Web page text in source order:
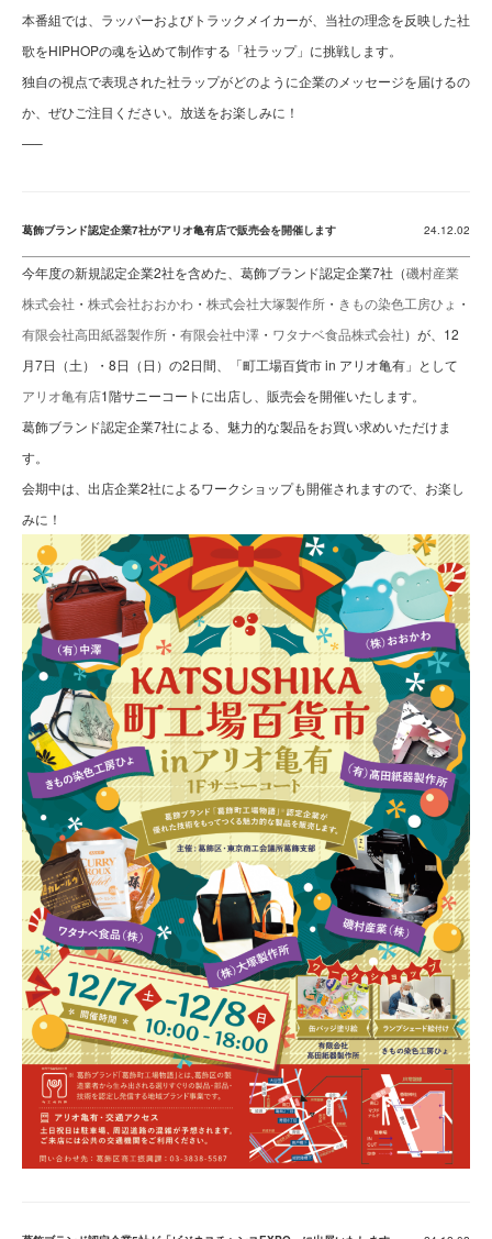
本番組では、ラッパーおよびトラックメイカーが、当社の理念を反映した社
歌をHIPHOPの魂を込めて制作する「社ラップ」に挑戦します。
独自の視点で表現された社ラップがどのように企業のメッセージを届けるの
か、ぜひご注目ください。放送をお楽しみに！
—–
葛飾ブランド認定企業7社がアリオ亀有店で販売会を開催します 24.12.02
今年度の新規認定企業2社を含めた、葛飾ブランド認定企業7社（磯村産業
株式会社 ・ 株式会社おおかわ ・ 株式会社大塚製作所 ・ きもの染色工房ひょ ・
有限会社高田紙器製作所 ・ 有限会社中澤 ・ ワタナベ食品株式会社）が、12
月7日（土）・8日（日）の2日間、「町工場百貨市 in アリオ亀有」として
アリオ亀有店1階サニーコートに出店し、販売会を開催いたします。
葛飾ブランド認定企業7社による、魅力的な製品をお買い求めいただけま
す。
会期中は、出店企業2社によるワークショップも開催されますので、お楽し
みに！